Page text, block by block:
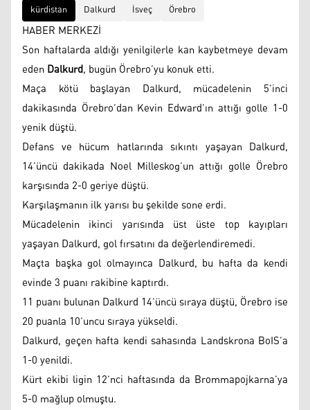
kürdistan Dalkurd İsveç Örebro
HABER MERKEZİ
Son haftalarda aldığı yenilgilerle kan kaybetmeye devam
edenDalkurd, bugün Örebro’yu konuk etti.
Maça kötü başlayan Dalkurd, mücadelenin 5’inci
dakikasında Örebro’dan Kevin Edward’ın attığı golle 1-0
yenik düştü.
Defans ve hücum hatlarında sıkıntı yaşayan Dalkurd,
14’üncü dakikada Noel Milleskog’un attığı golle Örebro
karşısında 2-0 geriye düştü.
Karşılaşmanın ilk yarısı bu şekilde sone erdi.
Mücadelenin ikinci yarısında üst üste top kayıpları
yaşayan Dalkurd, gol fırsatını da değerlendiremedi.
Maçta başka gol olmayınca Dalkurd, bu hafta da kendi
evinde 3 puanı rakibine kaptırdı.
11 puanı bulunan Dalkurd 14’üncü sıraya düştü, Örebro ise
20 puanla 10’uncu sıraya yükseldi.
Dalkurd, geçen hafta kendi sahasında Landskrona BoIS’a
1-0 yenildi.
Kürt ekibi ligin 12’nci haftasında da Brommapojkarna’ya
5-0 mağlup olmuştu.